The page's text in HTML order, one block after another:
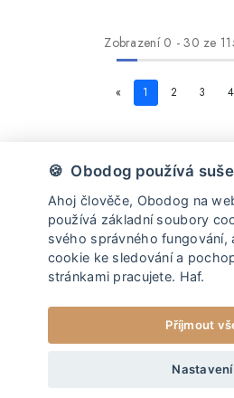
Zobrazení 0 - 30 ze
« 1 2 3 4
Sleduj nás na
A připoj se k naší smečce
🍪 Obodog používá
Ahoj člověče, Obodog na
používá základní soubory
svého správného fungování,
cookie ke sledování a
stránkami pracujete. Haf.
Příjmout
Nastavení